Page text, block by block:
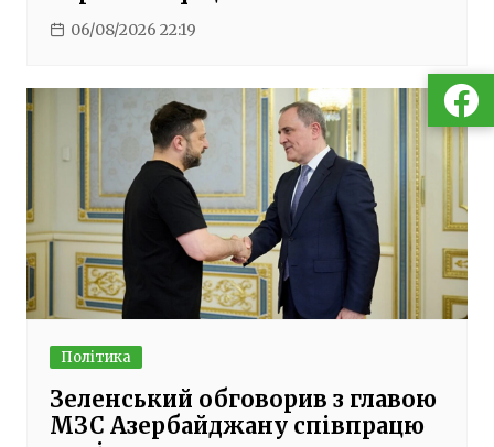
06/08/2026 22:19
Політика
Зеленський обговорив з главою
МЗС Азербайджану співпрацю